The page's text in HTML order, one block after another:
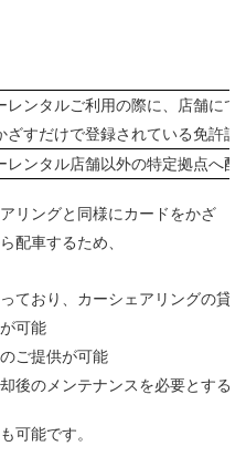
レンタルご利用の際に、店舗に
ざすだけで登録されている免許
レンタル店舗以外の特定拠点へ
リングと同様にカードをかざ
配車するため、
ており、カーシェアリングの貸
可能
ご提供が可能
後のメンテナンスを必要とする
可能です。